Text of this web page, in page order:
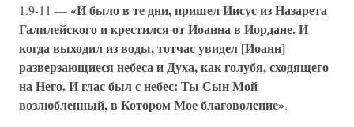
1.9-11 —«И было в те дни, пришел Иисус из Назарета
Галилейского и крестился от Иоанна в Иордане. И
когда выходил из воды, тотчас увидел [Иоанн]
разверзающиеся небеса и Духа, как голубя, сходящего
на Него. И глас был с небес: Ты Сын Мой
возлюбленный, в Котором Мое благоволение».